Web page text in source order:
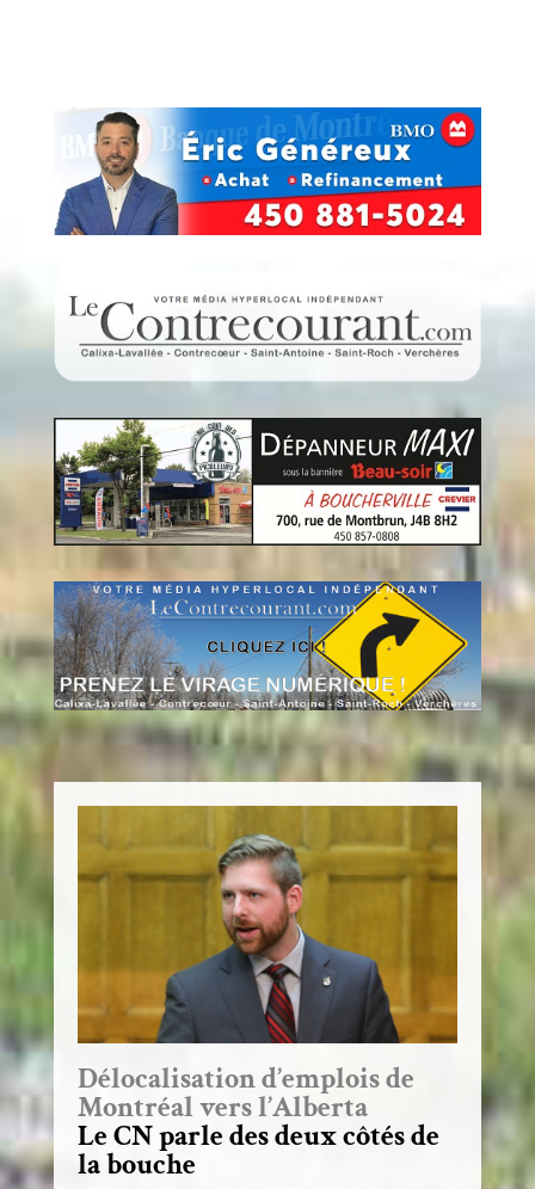
Délocalisation d’emplois de
Montréal vers l’Alberta
Le CN parle des deux côtés de
la bouche